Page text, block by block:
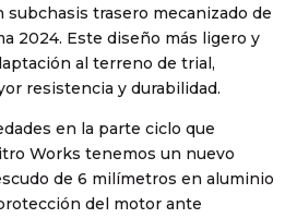
trasero mecanizado de
2024. Este diseño más ligero y
al terreno de trial,
resistencia y durabilidad.
en la parte ciclo que
Works tenemos un nuevo
de 6 milímetros en aluminio
del motor ante